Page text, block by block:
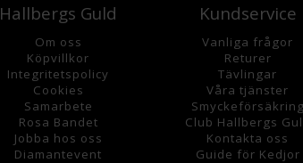
Hallbergs Guld
Om oss
Köpvillkor
Integritetspolicy
Cookies
Samarbete
Rosa Bandet
Jobba hos oss
Diamantevent
Kundservice
Vanliga frågor
Returer
Tävlingar
Våra tjänster
Smyckeförsäkring
Club Hallbergs
Kontakta oss
Guide för Kedjor